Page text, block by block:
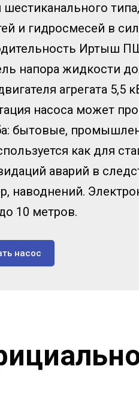
шестиканального
и гидросмесей в
Иртыш
напора жидкости
агрегата 5,5
насоса может
бытовые,
как для
аварий в
наводнений.
10 метров.
насос